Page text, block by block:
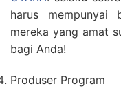
harus mempunyai
mereka yang amat
bagi Anda!
Produser Program